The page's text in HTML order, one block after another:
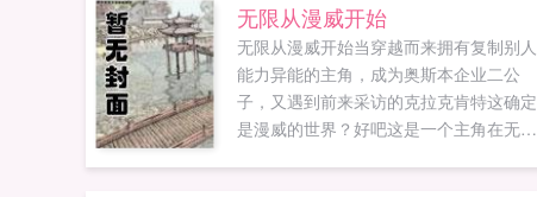
无限从漫威开始
无限从漫威开始当穿越而来拥有复制别人
能力异能的主角，成为奥斯本企业二公
子，又遇到前来采访的克拉克肯特这确定
是漫威的世界？好吧这是一个主角在无限